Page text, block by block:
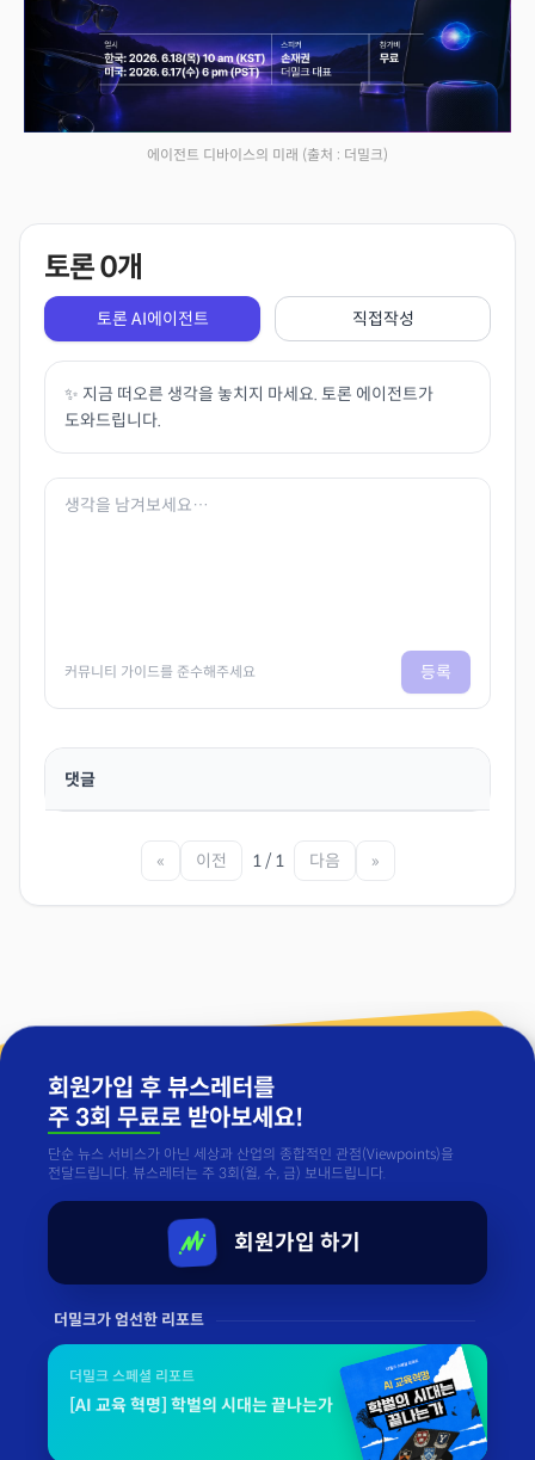
에이전트 디바이스의 미래 (출처 : 더밀크)
토론0개
토론 AI에이전트 직접작성
✨ 지금 떠오른 생각을 놓치지 마세요. 토론 에이전트가
도와드립니다.
커뮤니티 가이드를 준수해주세요 등록
댓글
« 이전 1 / 1 다음 »
회원가입 후 뷰스레터를
주 3회 무료로 받아보세요!
단순 뉴스 서비스가 아닌 세상과 산업의 종합적인 관점(Viewpoints)을
전달드립니다. 뷰스레터는 주 3회(월, 수, 금) 보내드립니다.
회원가입 하기
더밀크가 엄선한 리포트
더밀크 스페셜 리포트
[AI 교육 혁명] 학벌의 시대는 끝나는가